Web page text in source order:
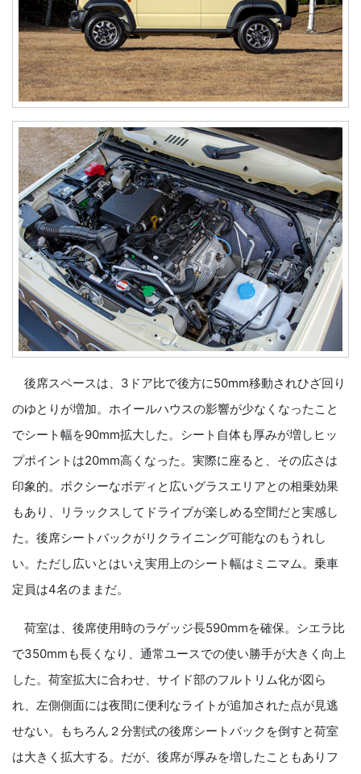
後席スペースは、3ドア比で後方に50mm移動されひざ回り
のゆとりが増加。ホイールハウスの影響が少なくなったこと
でシート幅を90mm拡大した。シート自体も厚みが増しヒッ
プポイントは20mm高くなった。実際に座ると、その広さは
印象的。ボクシーなボディと広いグラスエリアとの相乗効果
もあり、リラックスしてドライブが楽しめる空間だと実感し
た。後席シートバックがリクライニング可能なのもうれし
い。ただし広いとはいえ実用上のシート幅はミニマム。乗車
定員は4名のままだ。
荷室は、後席使用時のラゲッジ長590mmを確保。シエラ比
で350mmも長くなり、通常ユースでの使い勝手が大きく向上
した。荷室拡大に合わせ、サイド部のフルトリム化が図ら
れ、左側側面には夜間に便利なライトが追加された点が見逃
せない。もちろん２分割式の後席シートバックを倒すと荷室
は大きく拡大する。だが、後席が厚みを増したこともありフ